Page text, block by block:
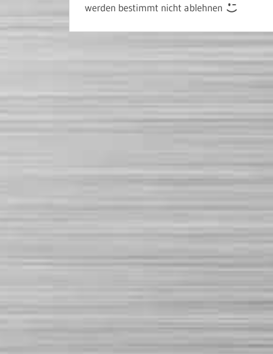
werden bestimmt nicht ablehnen